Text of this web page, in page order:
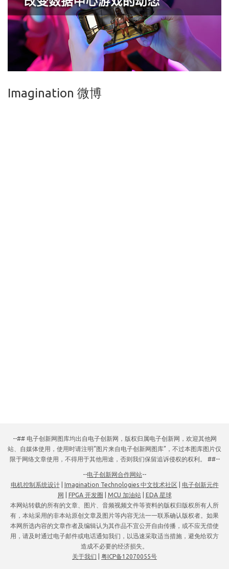
Imagination 微博
--## 电子创新网图库均出自电子创新网，版权归属电子创新网，欢迎其他网
站、自媒体使用，使用时请注明“图片来自电子创新网图库”，不过本图库图片仅
限于网络文章使用，不得用于其他用途，否则我们保留追诉侵权的权利。 ##--
--电子创新网合作网站--
电机控制系统设计| Imagination Technologies 中文技术社区
电子创新元件
网
FPGA 开发圈 MCU 加油站| EDA 星球
本网站转载的所有的文章、图片、音频视频文件等资料的版权归版权所有人所
有，本站采用的非本站原创文章及图片等内容无法一一联系确认版权者。如果
本网所选内容的文章作者及编辑认为其作品不宜公开自由传播，或不应无偿使
用，请及时通过电子邮件或电话通知我们，以迅速采取适当措施，避免给双方
造成不必要的经济损失。
关于我们
粤ICP备12070055号